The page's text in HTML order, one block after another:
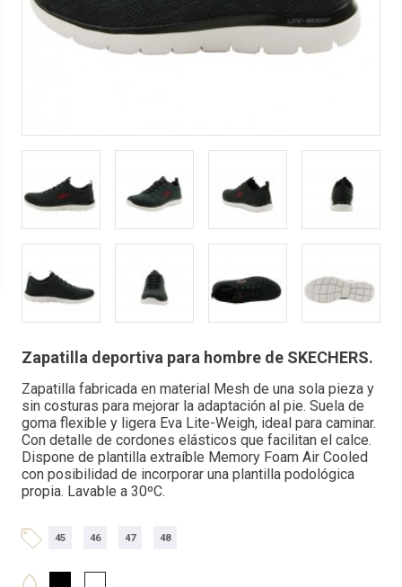
Zapatilla deportiva para hombre de SKECHERS.
Zapatilla fabricada en material Mesh de una sola pieza y
sin costuras para mejorar la adaptación al pie. Suela de
goma flexible y ligera Eva Lite-Weigh, ideal para caminar.
Con detalle de cordones elásticos que facilitan el calce.
Dispone de plantilla extraíble Memory Foam Air Cooled
con posibilidad de incorporar una plantilla podológica
propia. Lavable a 30ºC.
45 46 47 48